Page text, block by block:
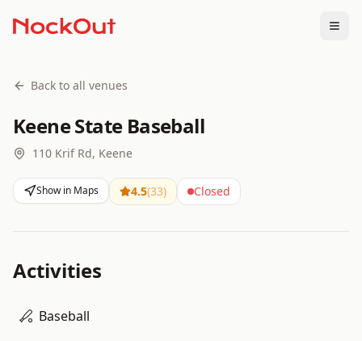
Back to all venues
Keene State Baseball
110 Krif Rd, Keene
Show in Maps 4.5(33) Closed
Activities
Baseball